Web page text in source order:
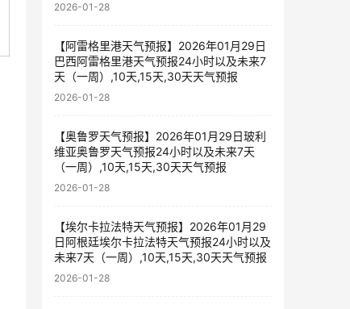
2026-01-28
【阿雷格里港天气预报】2026年01月29日
巴西阿雷格里港天气预报24小时以及未来7
天（一周）,10天,15天,30天天气预报
2026-01-28
【奥鲁罗天气预报】2026年01月29日玻利
维亚奥鲁罗天气预报24小时以及未来7天
（一周）,10天,15天,30天天气预报
2026-01-28
【埃尔卡拉法特天气预报】2026年01月29
日阿根廷埃尔卡拉法特天气预报24小时以及
未来7天（一周）,10天,15天,30天天气预报
2026-01-28